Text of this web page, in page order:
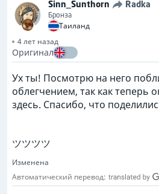
Sinn_Sunthorn Radka
Бронза
Таиланд
4 лет назад
Оригинал
Ух ты! Посмотрю на него
облегчением, так как теперь
здесь. Спасибо, что
ツツツツ
Изменена
Автоматический перевод: